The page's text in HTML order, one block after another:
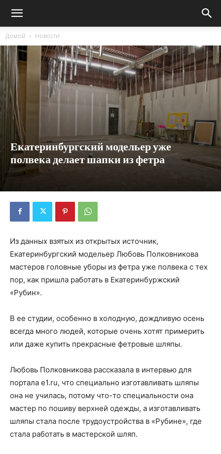
Домой Новости
Екатеринбургский модельер уже
полвека делает шапки из фетра
Из данных взятых из открытых источник,
Екатеринбургский модельер Любовь Полковникова
мастеров головные уборы из фетра уже полвека с тех
пор, как пришла работать в Екатеринбуржский
«Рубин».
В ее студии, особенно в холодную, дождливую осень
всегда много людей, которые очень хотят примерить
или даже купить прекрасные фетровые шляпы.
Любовь Полковникова рассказала в интервью для
портала e1.ru, что специально изготавливать шляпы
она не училась, потому что-то специальности она
мастер по пошиву верхней одежды, а изготавливать
шляпы стала после трудоустройства в «Рубине», где
стала работать в мастерской шляп.